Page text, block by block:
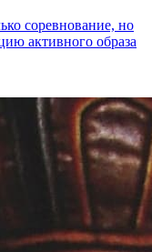
соревнование, но
активного образа